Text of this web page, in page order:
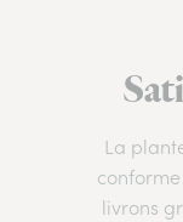
La
livrons